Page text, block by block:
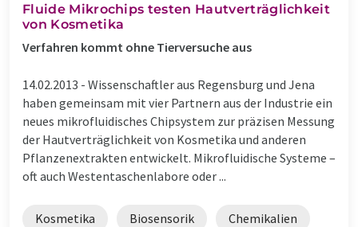
Fluide Mikrochips testen Hautverträglichkeit
von Kosmetika
Verfahren kommt ohne Tierversuche aus
14.02.2013 - Wissenschaftler aus Regensburg und Jena
haben gemeinsam mit vier Partnern aus der Industrie ein
neues mikrofluidisches Chipsystem zur präzisen Messung
der Hautverträglichkeit von Kosmetika und anderen
Pflanzenextrakten entwickelt. Mikrofluidische Systeme –
oft auch Westentaschenlabore oder ...
Kosmetika Biosensorik Chemikalien